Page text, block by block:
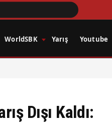
WorldSBK Yarış Youtube
Dışı Kaldı: